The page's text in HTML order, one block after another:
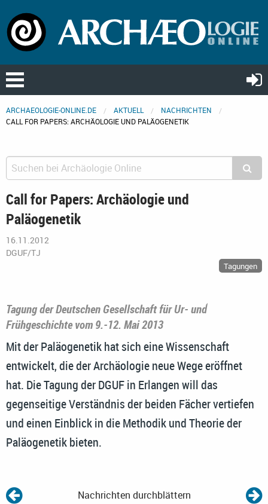
ARCHAEOLOGIE-ONLINE.DE AKTUELL
NACHRICHTEN
CALL FOR PAPERS: ARCHÄOLOGIE UND PALÄOGENETIK
Call for Papers: Archäologie und
Paläogenetik
16.11.2012
DGUF/TJ
Tagungen
Tagung der Deutschen Gesellschaft für Ur- und
Frühgeschichte vom 9.-12. Mai 2013
Mit der Paläogenetik hat sich eine Wissenschaft
entwickelt, die der Archäologie neue Wege eröffnet
hat. Die Tagung der DGUF in Erlangen will das
gegenseitige Verständnis der beiden Fächer vertiefen
und einen Einblick in die Methodik und Theorie der
Paläogenetik bieten.
Nachrichten durchblättern